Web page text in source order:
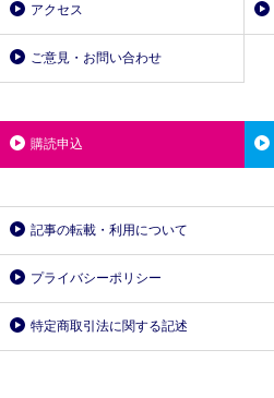
アクセス
ご意見・お問い合わせ
購読申込
記事の転載・利用について
プライバシーポリシー
特定商取引法に関する記述